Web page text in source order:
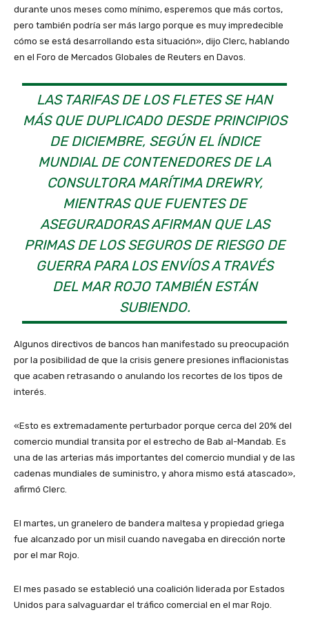
durante unos meses como mínimo, esperemos que más cortos,
pero también podría ser más largo porque es muy impredecible
cómo se está desarrollando esta situación», dijo Clerc, hablando
en el Foro de Mercados Globales de Reuters en Davos.
LAS TARIFAS DE LOS FLETES SE HAN
MÁS QUE DUPLICADO DESDE PRINCIPIOS
DE DICIEMBRE, SEGÚN EL ÍNDICE
MUNDIAL DE CONTENEDORES DE LA
CONSULTORA MARÍTIMA DREWRY,
MIENTRAS QUE FUENTES DE
ASEGURADORAS AFIRMAN QUE LAS
PRIMAS DE LOS SEGUROS DE RIESGO DE
GUERRA PARA LOS ENVÍOS A TRAVÉS
DEL MAR ROJO TAMBIÉN ESTÁN
SUBIENDO.
Algunos directivos de bancos han manifestado su preocupación
por la posibilidad de que la crisis genere presiones inflacionistas
que acaben retrasando o anulando los recortes de los tipos de
interés.
«Esto es extremadamente perturbador porque cerca del 20% del
comercio mundial transita por el estrecho de Bab al-Mandab. Es
una de las arterias más importantes del comercio mundial y de las
cadenas mundiales de suministro, y ahora mismo está atascado»,
afirmó Clerc.
El martes, un granelero de bandera maltesa y propiedad griega
fue alcanzado por un misil cuando navegaba en dirección norte
por el mar Rojo.
El mes pasado se estableció una coalición liderada por Estados
Unidos para salvaguardar el tráfico comercial en el mar Rojo.